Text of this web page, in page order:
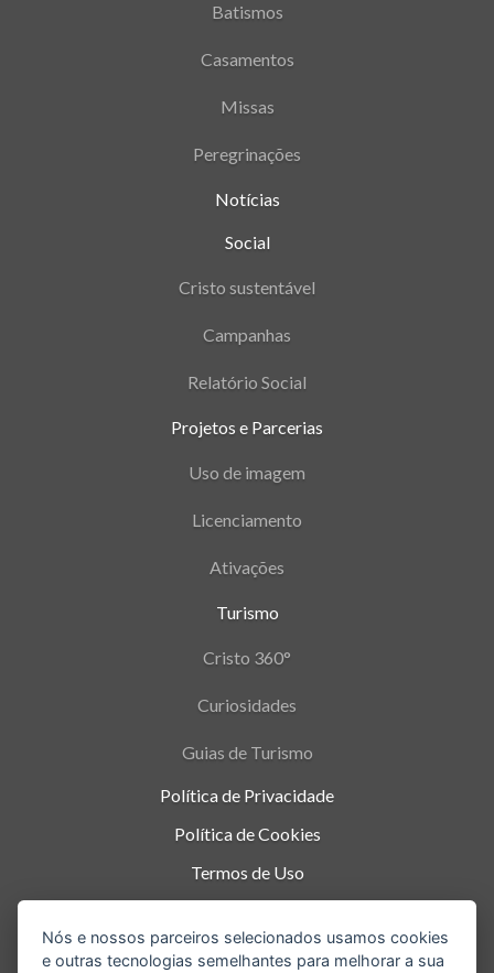
Batismos
Casamentos
Missas
Peregrinações
Notícias
Social
Cristo sustentável
Campanhas
Relatório Social
Projetos e Parcerias
Uso de imagem
Licenciamento
Ativações
Turismo
Cristo 360°
Curiosidades
Guias de Turismo
Política de Privacidade
Política de Cookies
Termos de Uso
Rio de Janeiro-RJ
Nós e nossos parceiros selecionados usamos cookies
e outras tecnologias semelhantes para melhorar a sua